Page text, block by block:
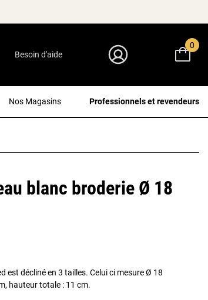
Besoin d'aide
0
Nos Magasins Professionnels et revendeurs
blanc broderie Ø 18
est décliné en 3 tailles. Celui ci mesure Ø 18
hauteur totale : 11 cm.